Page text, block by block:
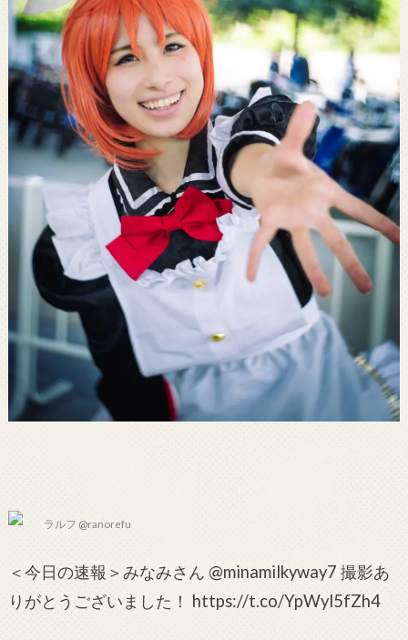
ラルフ @ranorefu
＜今日の速報＞みなみさん @minamilkyway7 撮影あ
りがとうございました！ https://t.co/YpWyl5fZh4